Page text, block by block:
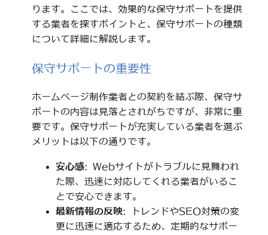
ります。ここでは、効果的な保守サポートを提供
する業者を探すポイントと、保守サポートの種類
について詳細に解説します。
保守サポートの重要性
ホームページ制作業者との契約を結ぶ際、保守サ
ポートの内容は見落とされがちですが、非常に重
要です。保守サポートが充実している業者を選ぶ
メリットは以下の通りです。
安心感: Webサイトがトラブルに見舞われ
た際、迅速に対応してくれる業者がいるこ
とで安心できます。
最新情報の反映: トレンドやSEO対策の変
更に迅速に適応するため、定期的なサポー